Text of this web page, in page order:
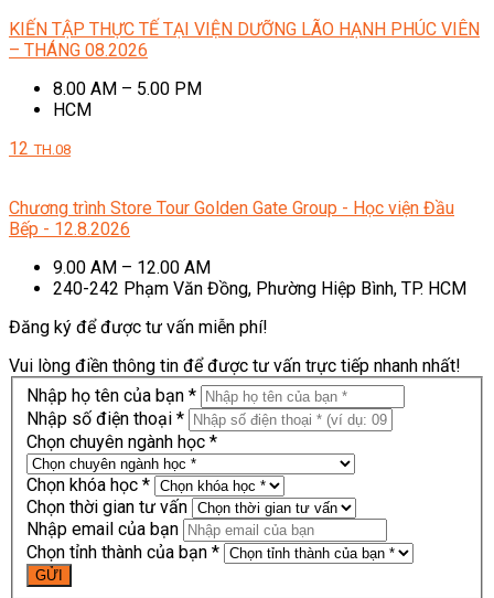
KIẾN TẬP THỰC TẾ TẠI VIỆN DƯỠNG LÃO HẠNH PHÚC VIÊN
– THÁNG 08.2026
8.00 AM – 5.00 PM
HCM
12 TH.08
Chương trình Store Tour Golden Gate Group - Học viện Đầu
Bếp - 12.8.2026
9.00 AM – 12.00 AM
240-242 Phạm Văn Đồng, Phường Hiệp Bình, TP. HCM
Đăng ký để được tư vấn miễn phí!
Vui lòng điền thông tin để được tư vấn trực tiếp nhanh nhất!
Nhập họ tên của bạn *
Nhập số điện thoại *
Chọn chuyên ngành học *
Chọn khóa học *
Chọn thời gian tư vấn
Nhập email của bạn
Chọn tỉnh thành của bạn *